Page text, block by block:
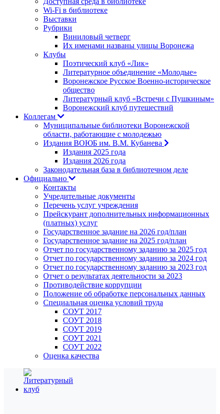
Wi-Fi в библиотеке
Выставки
Рубрики
Виниловый четверг
Их именами названы улицы Воронежа
Клубы
Поэтический клуб «Лик»
Литературное объединение «Молодые»
Воронежское Русское Военно-историческое
общество
Литературный клуб «Встречи с Пушкиным»
Воронежский клуб путешествий
Коллегам
Муниципальные библиотеки Воронежской
области, работающие с молодежью
Издания ВОЮБ им. В.М. Кубанева
Издания 2025 года
Издания 2026 года
Законодательная база в библиотечном деле
Официально
Контакты
Учредительные документы
Перечень услуг учреждения
Прейскурант дополнительных информационных
(платных) услуг
Государственное задание на 2026 год/план
Государственное задание на 2025 год/план
Отчет по государственному заданию за 2025 год
Отчет по государственному заданию за 2024 год
Отчет по государственному заданию за 2023 год
Отчет о результатах деятельности за 2023
Противодействие коррупции
Положение об обработке персональных данных
Специальная оценка условий труда
СОУТ 2017
СОУТ 2018
СОУТ 2019
СОУТ 2021
СОУТ 2022
Оценка качества